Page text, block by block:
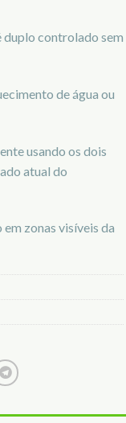
duplo controlado sem
de água ou
usando os dois
atual do
zonas visíveis da